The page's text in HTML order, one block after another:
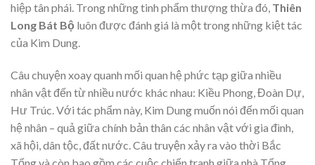
hiệp tân phái. Trong những tinh phẩm thượng thừa đó, Thiên
Long Bát Bộ luôn được đánh giá là một trong những kiệt tác
của Kim Dung.
Câu chuyện xoay quanh mối quan hệ phức tạp giữa nhiều
nhân vật đến từ nhiều nước khác nhau: Kiều Phong, Đoàn Dự,
Hư Trúc. Với tác phẩm này, Kim Dung muốn nói đến mối quan
hệ nhân – quả giữa chính bản thân các nhân vật với gia đình,
xã hội, dân tộc, đất nước. Câu truyện xảy ra vào thời Bắc